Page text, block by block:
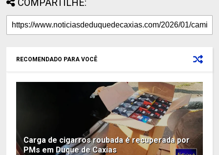
RECOMENDADO PARA VOCÊ
Carga de cigarros roubada é recuperada por
PMs em Duque de Caxias